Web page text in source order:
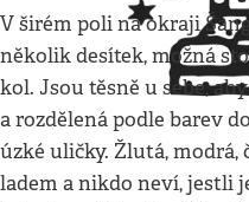
V širém poli na okraji
několik desítek, možná
kol. Jsou těsně u sebe,
a rozdělená podle barev
úzké uličky. Žlutá, modrá,
ladem a nikdo neví, jestli